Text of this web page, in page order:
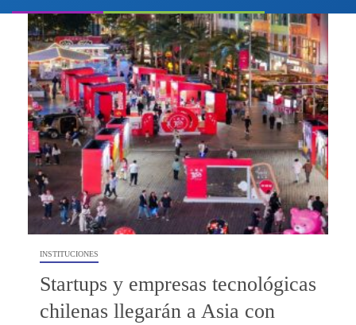
INSTITUCIONES
Startups y empresas tecnológicas
chilenas llegarán a Asia con